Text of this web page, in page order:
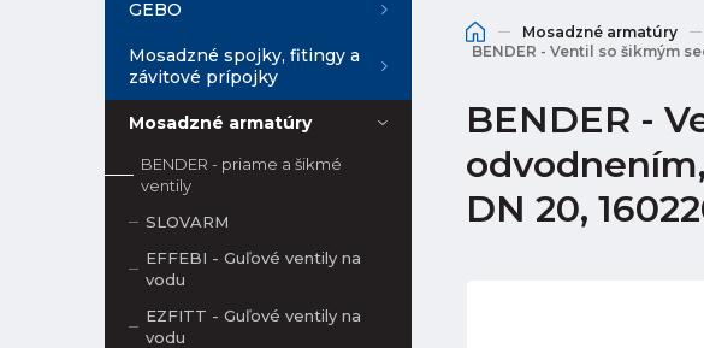
GEBO
Mosadzné spojky, fitingy a
závitové prípojky
Mosadzné armatúry
BENDER - priame a šikmé
ventily
SLOVARM
EFFEBI - Guľové ventily na
vodu
EZFITT - Guľové ventily na
vodu
Mosadzné armatúry
BENDER - Ventil so šikmým
BENDER -
DN 20,